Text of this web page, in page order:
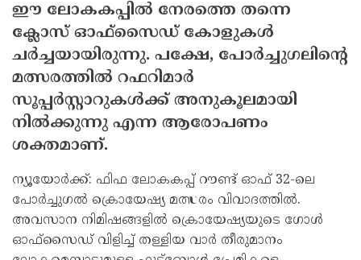
ഈ ലോകകപ്പില്‍ നേരത്തെ തന്നെ
ക്ലോസ് ഓഫ്സൈഡ് കോളുകള്‍
ചര്‍ച്ചയായിരുന്നു. പക്ഷേ, പോര്‍ച്ചുഗലിന്റെ
മത്സരത്തില്‍ റഫറിമാര്‍
സൂപ്പര്‍സ്റ്റാറുകള്‍ക്ക് അനുകൂലമായി
നില്‍ക്കുന്നു എന്ന ആരോപണം
ശക്തമാണ്.
ന്യൂയോര്‍ക്ക്: ഫിഫ ലോകകപ്പ് റൗണ്ട് ഓഫ് 32-ലെ
പോര്‍ച്ചുഗല്‍ ക്രൊയേഷ്യ മത്സരം വിവാദത്തില്‍.
അവസാന നിമിഷങ്ങളില്‍ ക്രൊയേഷ്യയുടെ ഗോള്‍
ഓഫ്സൈഡ് വിളിച്ച് തള്ളിയ വാര്‍ തീരുമാനം